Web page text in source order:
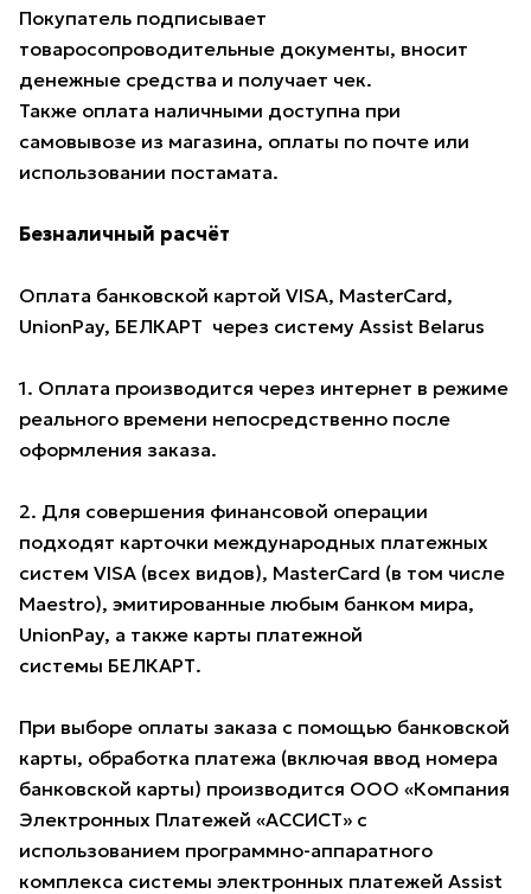
Покупатель подписывает
товаросопроводительные документы, вносит
денежные средства и получает чек.
Также оплата наличными доступна при
самовывозе из магазина, оплаты по почте или
использовании постамата.
Безналичный расчёт
Оплата банковской картой VISA, MasterCard,
UnionPay, БЕЛКАРТ через систему Assist Belarus
1. Оплата производится через интернет в режиме
реального времени непосредственно после
оформления заказа.
2. Для совершения финансовой операции
подходят карточки международных платежных
систем VISA (всех видов), MasterCard (в том числе
Maestro), эмитированные любым банком мира,
UnionPay, а также карты платежной
системы БЕЛКАРТ.
При выборе оплаты заказа с помощью банковской
карты, обработка платежа (включая ввод номера
банковской карты) производится ООО «Компания
Электронных Платежей «АССИСТ» с
использованием программно-аппаратного
комплекса системы электронных платежей Assist